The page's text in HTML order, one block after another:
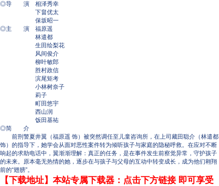
◎导 演 相泽秀幸
下畠优太
保坂昭一
◎主 演 福原遥
林遣都
生田绘梨花
风间俊介
柳叶敏郎
胜村政信
滨尾矩考
小林树奈子
莉子
町田悠宇
西山润
饭田基祐
◎简 介
前刑警夏井翼（福原遥 饰）被突然调任至儿童咨询所，在上司藏田聪介（林遣都
饰）的指导下，她学会从面对恶性案件转为倾听孩子与家庭的隐秘呼救。在应对不断
响起的求助电话中，翼渐渐理解：真正的任务，是在事件发生前察觉异常，守护孩子
的未来。原本毫无热情的她，逐步在与孩子与父母的互动中转变成长，成为他们翱翔
前的“翅膀”。
【下载地址】本站专属下载器：点击下方链接 即可享受